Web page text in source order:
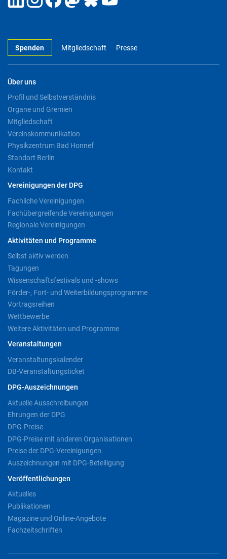
Spenden Mitgliedschaft Presse
Über uns
Profil und Selbstverständnis
Organe und Gremien
Mitgliedschaft
Vereinskommunikation
Physikzentrum Bad Honnef
Standort Berlin
Kontakt
Vereinigungen der DPG
Fachliche Vereinigungen
Fachübergreifende Vereinigungen
Regionale Vereinigungen
Aktivitäten und Programme
Selbst aktiv werden
Tagungen
Wissenschaftsfestivals und -shows
Förder-, Fort- und Weiterbildungsprogramme
Vortragsreihen
Wettbewerbe
Weitere Aktivitäten und Programme
Veranstaltungen
Veranstaltungskalender
DB-Veranstaltungsticket
DPG-Auszeichnungen
Aktuelle Ausschreibungen
Ehrungen der DPG
DPG-Preise
DPG-Preise mit anderen Organisationen
Preise der DPG-Vereinigungen
Auszeichnungen mit DPG-Beteiligung
Veröffentlichungen
Aktuelles
Publikationen
Magazine und Online-Angebote
Fachzeitschriften